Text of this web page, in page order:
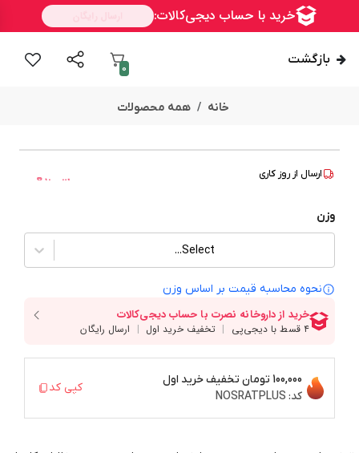
بازگشت
0
خانه همه محصولات
ســــریع ارسال از روز کاری
وزن
Select...
نحوه محاسبه قیمت بر‌ اساس وزن
100,000 تومان
تخفیف خرید اول
کد: NOSRATPLUS
کپی کد